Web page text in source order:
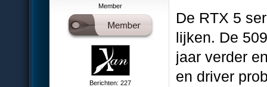
Member
Berichten: 227
De RTX 5
lijken. De
jaar verder
en driver